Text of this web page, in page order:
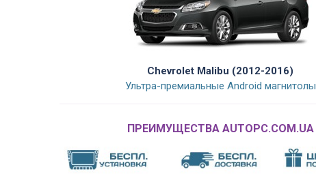
Chevrolet Malibu (2012-2016)
Ультра-премиальные Android магнитолы
ПРЕИМУЩЕСТВА AUTOPC.COM.UA